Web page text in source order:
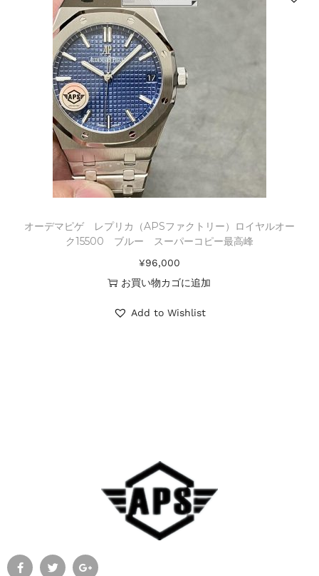
オーデマピゲ レプリカ（APSファクトリー）ロイヤルオー
ク15500 ブルー スーパーコピー最高峰
¥96,000
お買い物カゴに追加
Add to Wishlist